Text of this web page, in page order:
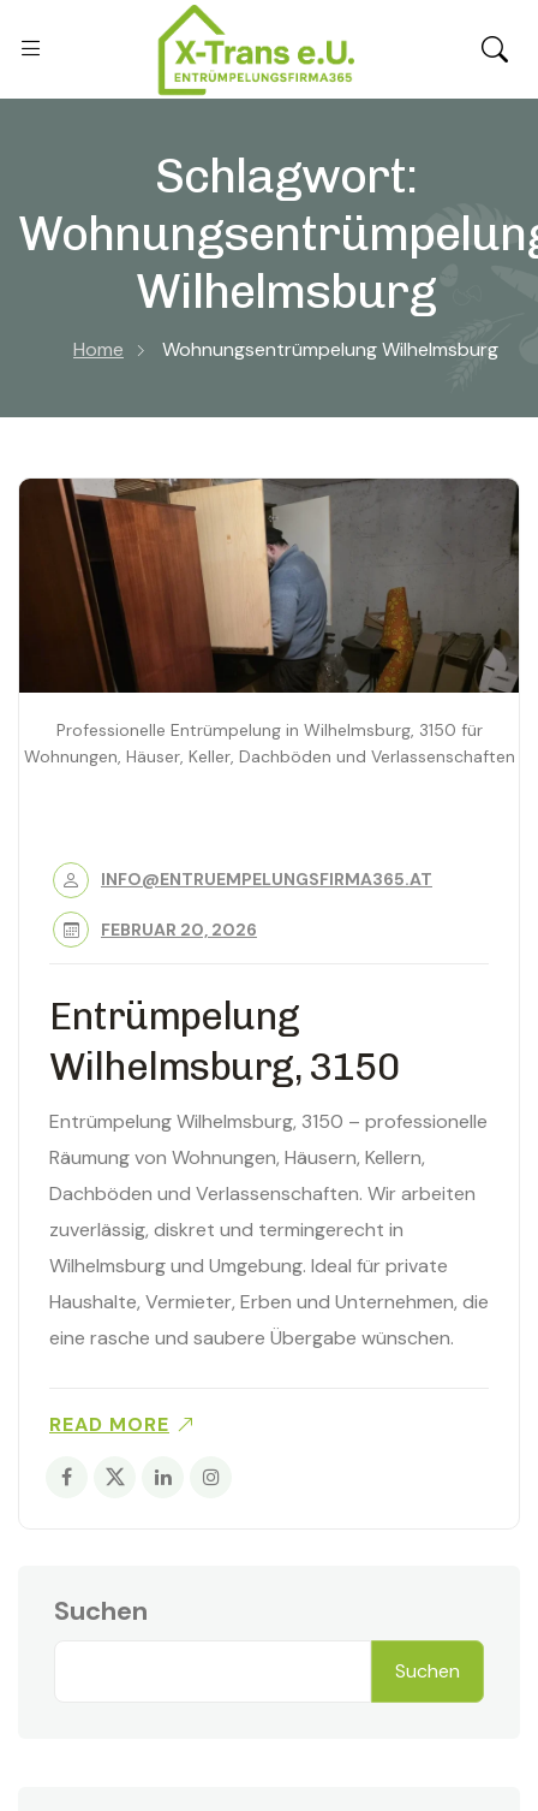
Schlagwort:
Wilhelmsburg
Home Wohnungsentrümpelung Wilhelmsburg
Professionelle Entrümpelung in Wilhelmsburg, 3150 für
Wohnungen, Häuser, Keller, Dachböden und Verlassenschaften
Entrümpelung
Wilhelmsburg, 3150
INFO@ENTRUEMPELUNGSFIRMA365.AT
FEBRUAR 20, 2026
Entrümpelung Wilhelmsburg, 3150 – professionelle
Räumung von Wohnungen, Häusern, Kellern,
Dachböden und Verlassenschaften. Wir arbeiten
zuverlässig, diskret und termingerecht in
Wilhelmsburg und Umgebung. Ideal für private
Haushalte, Vermieter, Erben und Unternehmen, die
eine rasche und saubere Übergabe wünschen.
READ MORE
Suchen
Suchen